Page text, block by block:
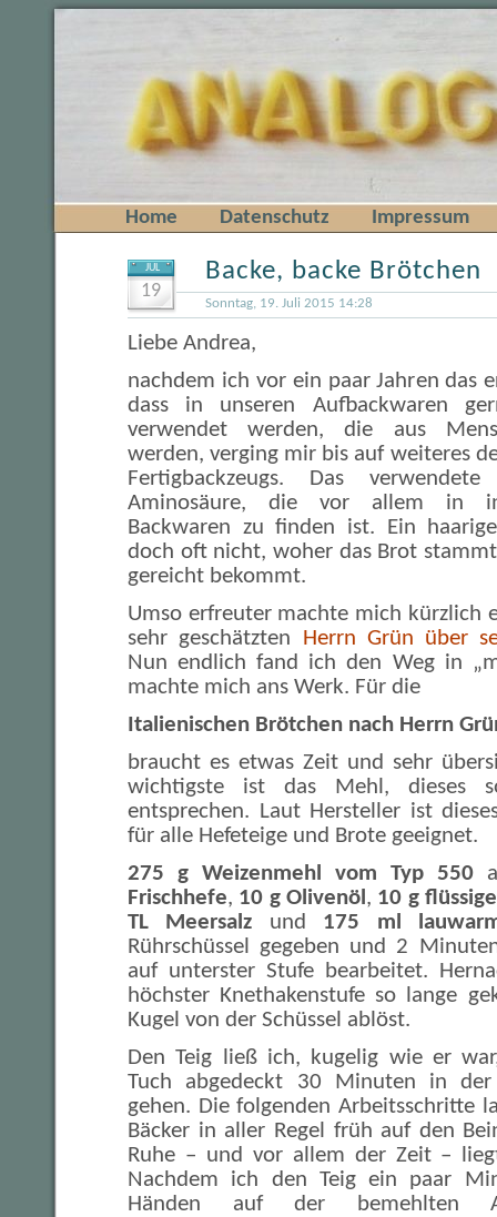
Home Datenschutz Impressum
JUL
19
Backe, backe Brötchen
Sonntag, 19. Juli 2015 14:28
Liebe Andrea,
nachdem ich vor ein paar Jahren das
dass in unseren Aufbackwaren
verwendet werden, die aus
werden, verging mir bis auf weiteres
Fertigbackzeugs. Das
Aminosäure, die vor allem in
Backwaren zu finden ist. Ein
doch oft nicht, woher das Brot
gereicht bekommt.
Umso erfreuter machte mich kürzlich
sehr geschätzten
Herrn Grün über
Nun endlich fand ich den Weg in
machte mich ans Werk. Für die
Italienischen Brötchen nach Herrn
braucht es etwas Zeit und sehr
wichtigste ist das Mehl, dieses
entsprechen. Laut Hersteller ist
für alle Hefeteige und Brote geeignet.
275 g Weizenmehl vom Typ 550
Frischhefe, 10 g Olivenöl , 10 g
TL Meersalz und 175 ml
Rührschüssel gegeben und 2
auf unterster Stufe bearbeitet.
höchster Knethakenstufe so lange
Kugel von der Schüssel ablöst.
Den Teig ließ ich, kugelig wie er
Tuch abgedeckt 30 Minuten in der
gehen. Die folgenden Arbeitsschritte
Bäcker in aller Regel früh auf den
Ruhe – und vor allem der Zeit –
Nachdem ich den Teig ein paar
Händen auf der bemehlten